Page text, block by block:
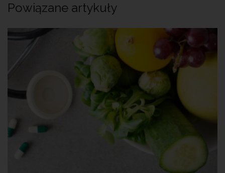
Powiązane artykuły